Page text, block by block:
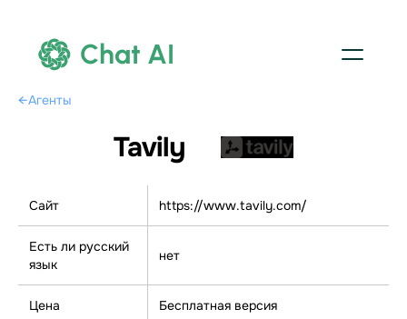
Chat AI
←Агенты
Tavily
Сайт https://www.tavily.com/
Есть ли русский
язык
нет
Цена Бесплатная версия